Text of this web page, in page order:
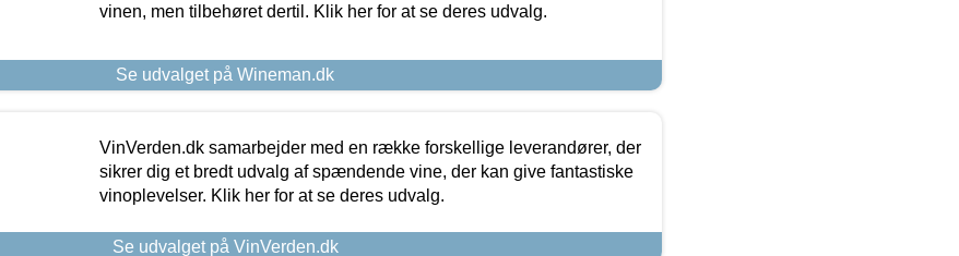
vinen, men tilbehøret dertil. Klik her for at se deres udvalg.
Se udvalget på Wineman.dk
VinVerden.dk samarbejder med en række forskellige leverandører, der
sikrer dig et bredt udvalg af spændende vine, der kan give fantastiske
vinoplevelser. Klik her for at se deres udvalg.
Se udvalget på VinVerden.dk